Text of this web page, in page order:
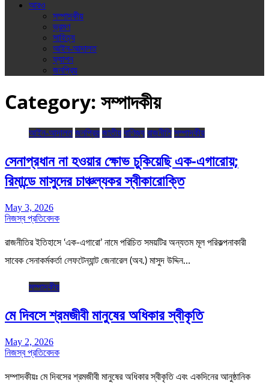
আরও
সম্পাদকীয়
ভ্রমণ
সাহিত্য
আইন-আদালত
ফ্যাশন
জনপ্রিয়
Category: সম্পাদকীয়
আইন-আদালত জনপ্রিয় জাতীয় বাণিজ্য রাজনীতি সম্পাদকীয়
সেনাপ্রধান না হওয়ার ক্ষোভ চুকিয়েছি এক-এগারোয়;
রিমান্ডে মাসুদের চাঞ্চল্যকর স্বীকারোক্তি
May 3, 2026
নিজস্ব প্রতিবেদক
রাজনীতির ইতিহাসে ‘এক-এগারো’ নামে পরিচিত সময়টির অন্যতম মূল পরিকল্পনাকারী
সাবেক সেনাকর্মকর্তা লেফটেন্যান্ট জেনারেল (অব.) মাসুদ উদ্দিন…
সম্পাদকীয়
মে দিবসে শ্রমজীবী মানুষের অধিকার স্বীকৃতি
May 2, 2026
নিজস্ব প্রতিবেদক
সম্পাদকীয়ঃ মে দিবসের শ্রমজীবী মানুষের অধিকার স্বীকৃতি এবং একদিনের আনুষ্ঠানিক